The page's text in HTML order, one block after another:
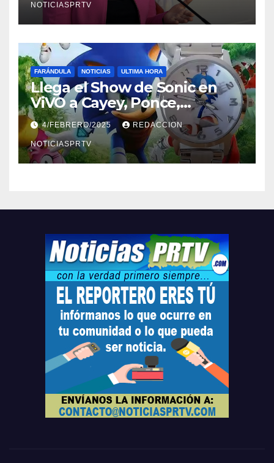
NOTICIASPRTV
FARÁNDULA NOTICIAS ULTIMA HORA
Llega el Show de Sonic en
ViVO a Cayey, Ponce,
Barceloneta y Humacao,
Relojes gratis para el que
compre ahora….
4/FEBRERO/2025 REDACCION
NOTICIASPRTV